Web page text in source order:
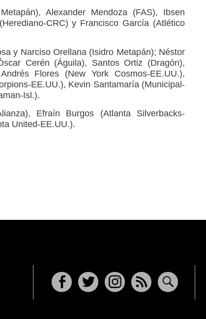
Alexander Mendoza (FAS), Ibsen
CRC) y Francisco García (Atlético
y Narciso Orellana (Isidro Metapán); Néstor
Cerén (Águila), Santos Ortiz (Dragón),
Flores (New York Cosmos-EE.UU.),
EE.UU.), Kevin Santamaría (Municipal-
Isl.).
Efraín Burgos (Atlanta Silverbacks-
United-EE.UU.).